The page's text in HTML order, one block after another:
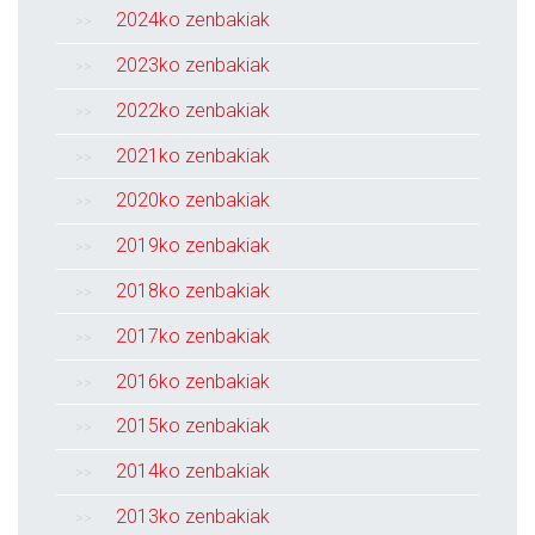
2024ko zenbakiak
2023ko zenbakiak
2022ko zenbakiak
2021ko zenbakiak
2020ko zenbakiak
2019ko zenbakiak
2018ko zenbakiak
2017ko zenbakiak
2016ko zenbakiak
2015ko zenbakiak
2014ko zenbakiak
2013ko zenbakiak